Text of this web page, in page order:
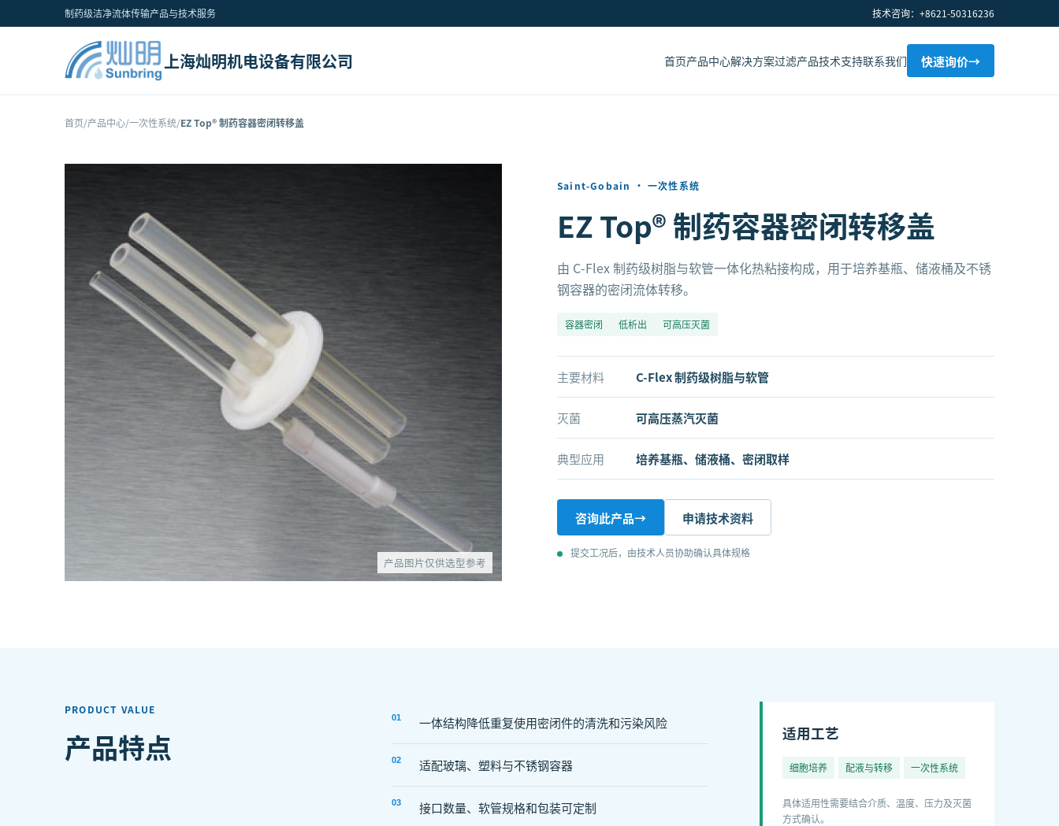
制药级洁净流体传输产品与技术服务 技术咨询：+8621-50316236
上海灿明机电设备有限公司 首页产品中心解决方案过滤产品技术支持联系我们 快速询价→
首页/产品中心/一次性系统/EZ Top® 制药容器密闭转移盖
产品图片仅供选型参考
Saint-Gobain ·一次性系统
EZ Top® 制药容器密闭转移盖
由 C-Flex 制药级树脂与软管一体化热粘接构成，用于培养基瓶、储液桶及不锈
钢容器的密闭流体转移。
容器密闭 低析出 可高压灭菌
主要材料 C-Flex 制药级树脂与软管
灭菌 可高压蒸汽灭菌
典型应用 培养基瓶、储液桶、密闭取样
咨询此产品→ 申请技术资料
提交工况后，由技术人员协助确认具体规格
PRODUCT VALUE
产品特点
01 一体结构降低重复使用密闭件的清洗和污染风险
02 适配玻璃、塑料与不锈钢容器
03 接口数量、软管规格和包装可定制
适用工艺
细胞培养 配液与转移 一次性系统
具体适用性需要结合介质、温度、压力及灭菌
方式确认。